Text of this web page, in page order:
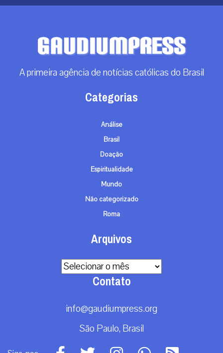
A primeira agência de notícias católicas do Brasil
Categorias
Análise
Brasil
Doação
Espiritualidade
Mundo
Não categorizado
Roma
Arquivos
Arquivos
Contato
info@gaudiumpress.org
São Paulo, Brasil